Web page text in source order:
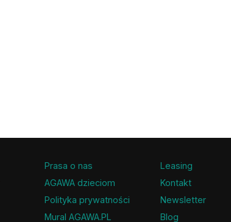
Prasa o nas
AGAWA dzieciom
Polityka prywatności
Mural AGAWA.PL
Leasing
Kontakt
Newsletter
Blog